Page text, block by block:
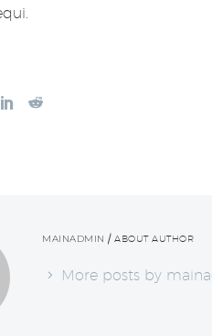
MAINADMIN / ABOUT AUTHOR
More posts by